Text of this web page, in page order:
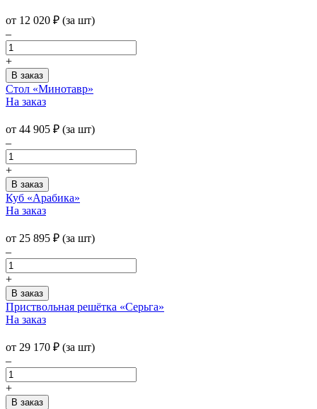
от 12 020 ₽ (за шт)
–
+
Стол «Минотавр»
На заказ
от 44 905 ₽ (за шт)
–
+
Куб «Арабика»
На заказ
от 25 895 ₽ (за шт)
–
+
Приствольная решётка «Серьга»
На заказ
от 29 170 ₽ (за шт)
–
+